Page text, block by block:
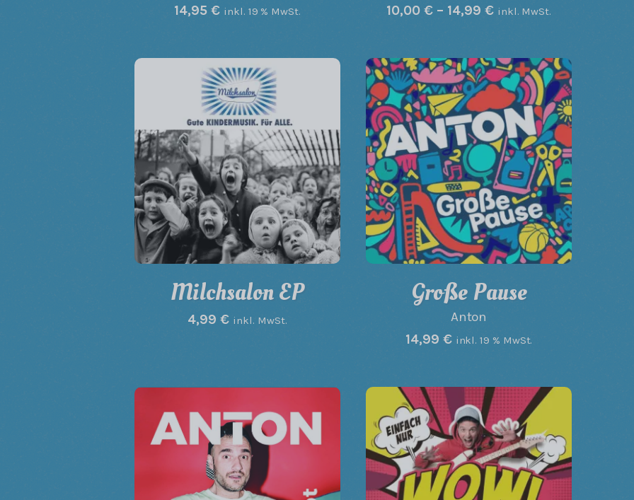
14,95€ inkl. 19 % MwSt.
10,00 €– 14,99 € inkl. MwSt.
Milchsalon EP
4,99€ inkl. MwSt.
Große Pause
Anton
14,99 € inkl. 19 % MwSt.